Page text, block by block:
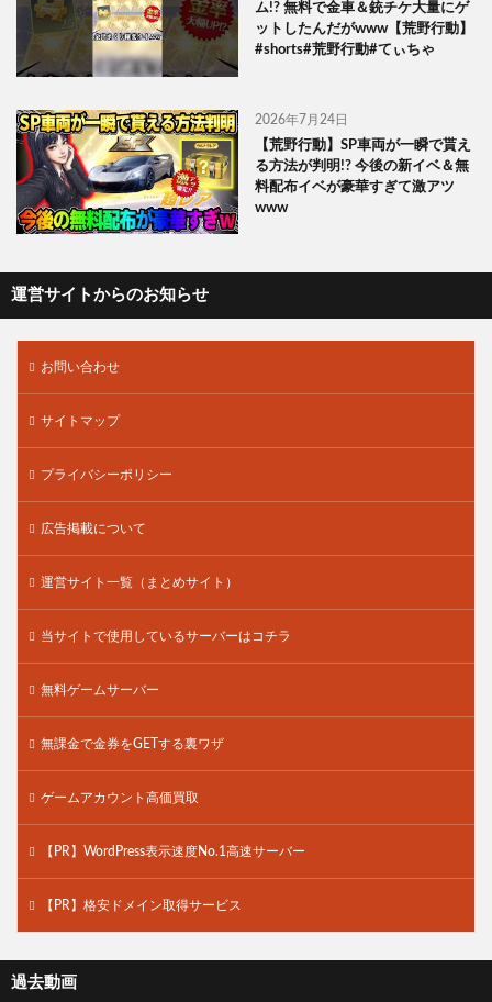
ム!? 無料で金車＆銃チケ大量にゲ
ットしたんだがwww【荒野行動】
#shorts#荒野行動#てぃちゃ
2026年7月24日
【荒野行動】SP車両が一瞬で貰え
る方法が判明!? 今後の新イベ＆無
料配布イベが豪華すぎて激アツ
www
運営サイトからのお知らせ
お問い合わせ
サイトマップ
プライバシーポリシー
広告掲載について
運営サイト一覧（まとめサイト）
当サイトで使用しているサーバーはコチラ
無料ゲームサーバー
無課金で金券をGETする裏ワザ
ゲームアカウント高価買取
【PR】WordPress表示速度No.1高速サーバー
【PR】格安ドメイン取得サービス
過去動画